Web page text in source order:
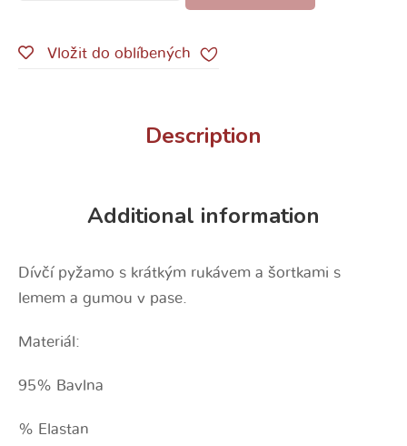
Vložit do oblíbených
Description
Additional information
Dívčí pyžamo s krátkým rukávem a šortkami s
lemem a gumou v pase.
Materiál:
95% Bavlna
% Elastan